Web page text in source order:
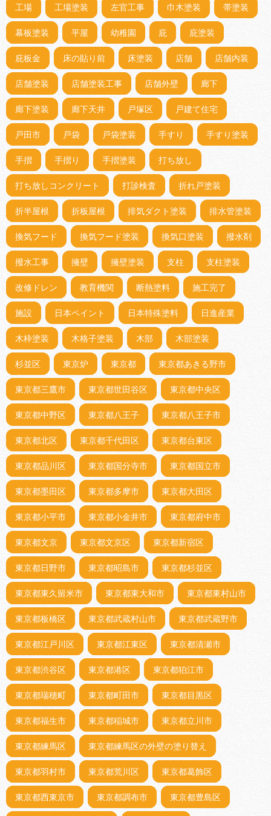
工場 工場塗装 左官工事 巾木塗装 帯塗装
幕板塗装 平屋 幼稚園 庇 庇塗装
庇板金 床の貼り前 床塗装 店舗 店舗内装
店舗塗装 店舗塗装工事 店舗外壁 廊下
廊下塗装 廊下天井 戸塚区 戸建て住宅
戸田市 戸袋 戸袋塗装 手すり 手すり塗装
手摺 手摺り 手摺塗装 打ち放し
打ち放しコンクリート 打診検査 折れ戸塗装
折半屋根 折板屋根 排気ダクト塗装 排水管塗装
換気フード 換気フード塗装 換気口塗装 撥水剤
撥水工事 擁壁 擁壁塗装 支柱 支柱塗装
改修ドレン 教育機関 断熱塗料 施工完了
施設 日本ペイント 日本特殊塗料 日進産業
木枠塗装 木格子塗装 木部 木部塗装
杉並区 東京炉 東京都 東京都あきる野市
東京都三鷹市 東京都世田谷区 東京都中央区
東京都中野区 東京都八王子 東京都八王子市
東京都北区 東京都千代田区 東京都台東区
東京都品川区 東京都国分寺市 東京都国立市
東京都墨田区 東京都多摩市 東京都大田区
東京都小平市 東京都小金井市 東京都府中市
東京都文京 東京都文京区 東京都新宿区
東京都日野市 東京都昭島市 東京都杉並区
東京都東久留米市 東京都東大和市 東京都東村山市
東京都板橋区 東京都武蔵村山市 東京都武蔵野市
東京都江戸川区 東京都江東区 東京都清瀬市
東京都渋谷区 東京都港区 東京都狛江市
東京都瑞穂町 東京都町田市 東京都目黒区
東京都福生市 東京都稲城市 東京都立川市
東京都練馬区 東京都練馬区の外壁の塗り替え
東京都羽村市 東京都荒川区 東京都葛飾区
東京都西東京市 東京都調布市 東京都豊島区